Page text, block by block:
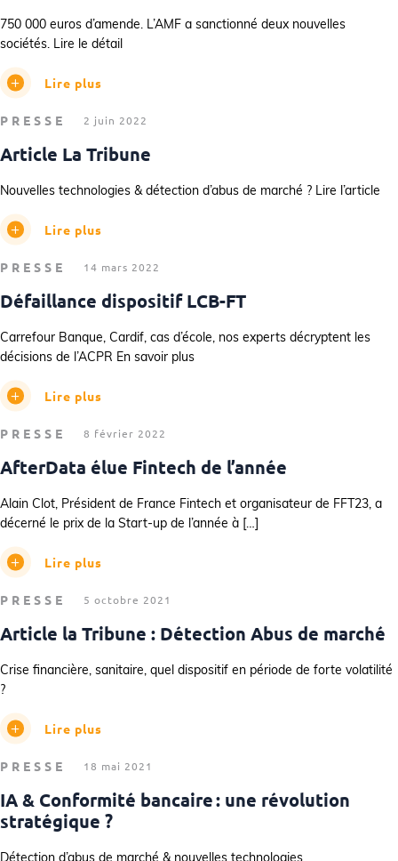
750 000 euros d’amende. L’AMF a sanctionné deux nouvelles
sociétés. Lire le détail
Lire plus
PRESSE 2 juin 2022
Article La Tribune
Nouvelles technologies & détection d’abus de marché ? Lire l’article
Lire plus
PRESSE 14 mars 2022
Défaillance dispositif LCB-FT
Carrefour Banque, Cardif, cas d’école, nos experts décryptent les
décisions de l’ACPR En savoir plus
Lire plus
PRESSE 8 février 2022
AfterData élue Fintech de l’année
Alain Clot, Président de France Fintech et organisateur de FFT23, a
décerné le prix de la Start-up de l’année à […]
Lire plus
PRESSE 5 octobre 2021
Article la Tribune : Détection Abus de marché
Crise financière, sanitaire, quel dispositif en période de forte volatilité
?
Lire plus
PRESSE 18 mai 2021
IA & Conformité bancaire : une révolution
stratégique ?